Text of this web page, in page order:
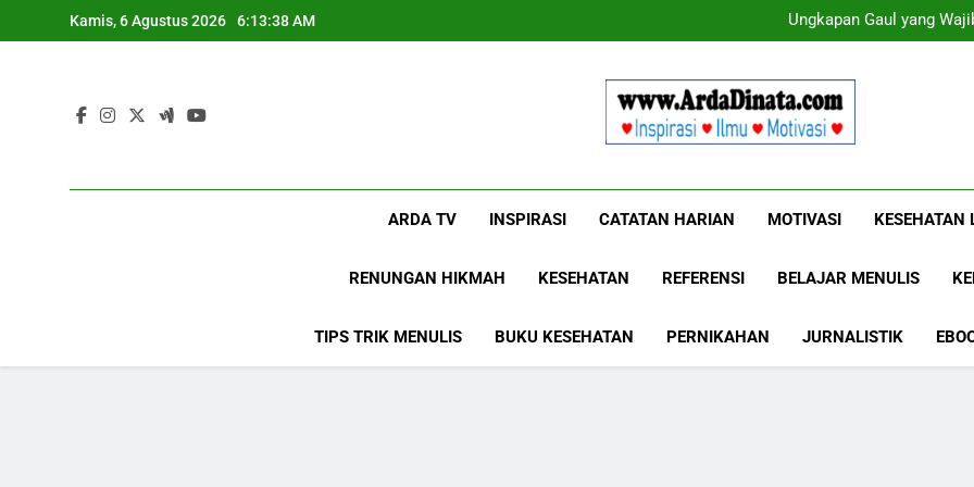
to
Kamis, 6 Agustus 2026 6:13:39 AM
Ungkapan Gaul yang
Ungkapan Gaul yang
ARDA TV INSPIRASI CATATAN HARIAN MOTIVASI KESEHATAN
RENUNGAN HIKMAH KESEHATAN REFERENSI BELAJAR MENULIS
TIPS TRIK MENULIS BUKU KESEHATAN PERNIKAHAN JURNALISTIK